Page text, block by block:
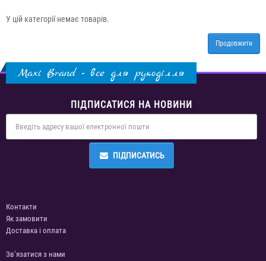
У цій категорії немає товарів.
Продовжити
Maxi Brand - все для рукоділля
ПІДПИСАТИСЯ НА НОВИНИ
ПІДПИСАТИСЬ
Контакти
Як замовити
Доставка і оплата
Зв’язатися з нами